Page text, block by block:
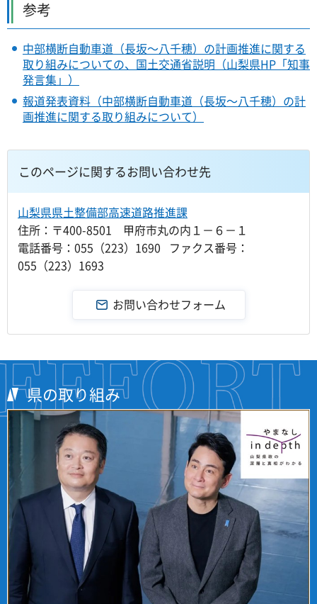
参考
中部横断自動車道（長坂～八千穂）の計画推進に関する
取り組みについての、国土交通省説明（山梨県HP「知事
発言集」）
報道発表資料（中部横断自動車道（長坂～八千穂）の計
画推進に関する取り組みについて）
このページに関するお問い合わせ先
山梨県県土整備部高速道路推進課
住所：〒400-8501 甲府市丸の内１－６－１
電話番号：055（223）1690 ファクス番号：
055（223）1693
県の取り組み